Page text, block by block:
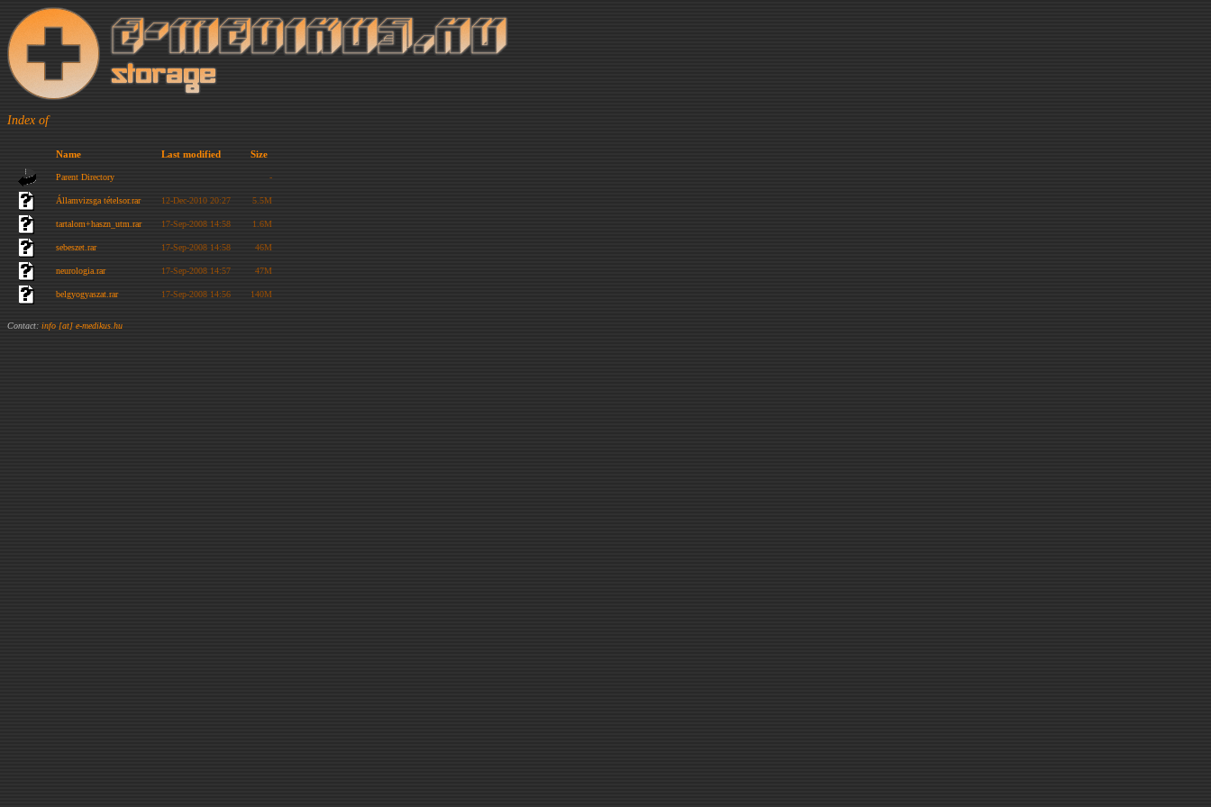
Index of
Name Last modified Size
Parent Directory -
Államvizsga tételsor.rar 12-Dec-2010 20:27 5.5M
tartalom+haszn_utm.rar 17-Sep-2008 14:58 1.6M
sebeszet.rar 17-Sep-2008 14:58 46M
neurologia.rar 17-Sep-2008 14:57 47M
belgyogyaszat.rar 17-Sep-2008 14:56 140M
Contact: info [at] e-medikus.hu